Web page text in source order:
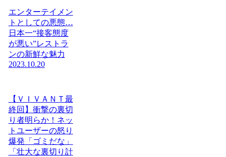
エンターテイメン
トとしての悪態…
日本一“接客態度
が悪い”レストラ
ンの新鮮な魅力
2023.10.20
【ＶＩＶＡＮＴ最
終回】衝撃の裏切
り者明らか！ネッ
トユーザーの怒り
爆発「ゴミだな」
「壮大な裏切り計